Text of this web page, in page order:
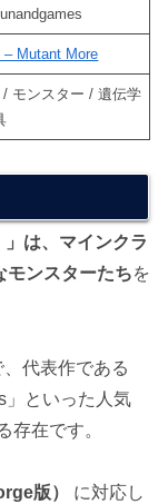
– Mutant More
モンスター / 遺伝学
は、マインクラ
モンスターたちを
、代表作である
」といった人気
存在です。
版）
に対応し